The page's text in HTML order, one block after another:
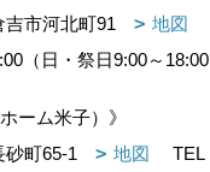
吉市河北町91 地図
（日・祭日9:00～
ーム米子）》
砂町65-1 地図 TEL